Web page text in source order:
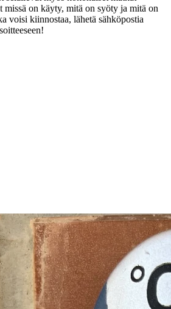
missä on käyty, mitä on syöty ja mitä on
voisi kiinnostaa, lähetä sähköpostia